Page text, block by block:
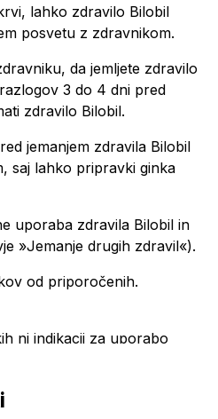
lahko zdravilo Bilobil
posvetu z zdravnikom.
da jemljete zdravilo
3 do 4 dni pred
zdravilo Bilobil.
jemanjem zdravila Bilobil
saj lahko pripravki ginka
uporaba zdravila Bilobil in
»Jemanje drugih zdravil«).
od priporočenih.
ni indikacij za uporabo
se ne sme uporabljati